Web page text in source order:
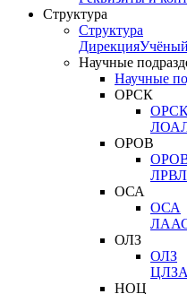
Структура
Структура
Дирекция
Научные
Научные
ОРСК
ЛОА
ОРОВ
ЛРВ
ОСА
ОСА
ОЛЗ
ОЛЗ
ЦЛЗА
НОЦ